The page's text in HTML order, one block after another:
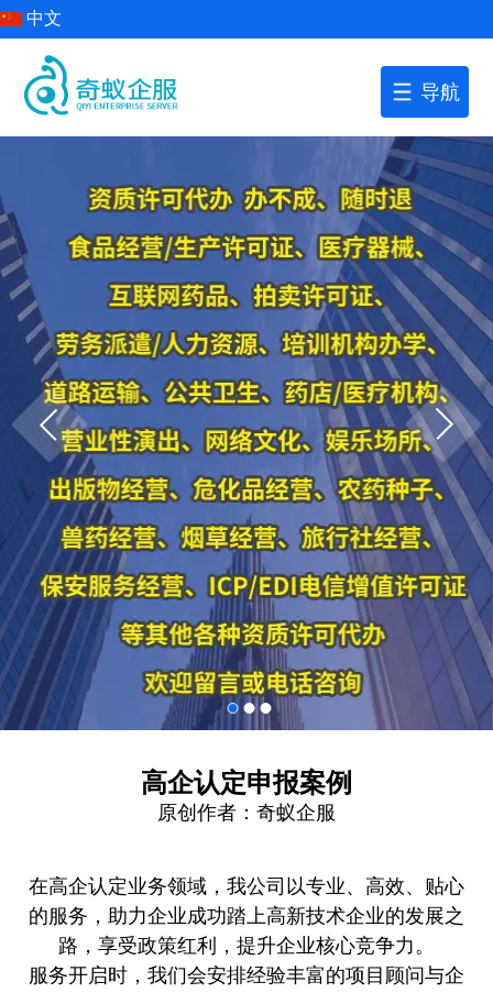
中文
导航
高企认定申报案例
原创作者： 奇蚁企服
在高企认定业务领域，我公司以专业、高效、贴心
的服务，助力企业成功踏上高新技术企业的发展之
路，享受政策红利，提升企业核心竞争力。
服务开启时，我们会安排经验丰富的项目顾问与企